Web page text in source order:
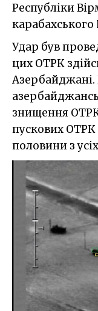
Республіки
карабахського
Удар був
цих ОТРК
Азербайджані.
знищення
пускових ОТРК
половини з